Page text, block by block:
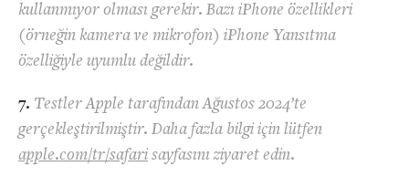
kullanmıyor olması gerekir. Bazı iPhone özellikleri
(örneğin kamera ve mikrofon) iPhone Yansıtma
özelliğiyle uyumlu değildir.
Testler Apple tarafından Ağustos 2024’te
gerçekleştirilmiştir. Daha fazla bilgi için lütfen
apple.com/tr/safari sayfasını ziyaret edin.